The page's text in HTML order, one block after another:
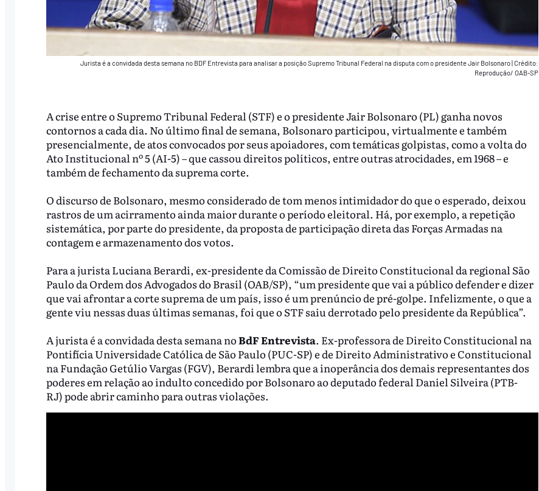
Jurista é a convidada desta semana no BDF Entrevista para analisar a posição Supremo Tribunal Federal na disputa com o presidente Jair Bolsonaro|Crédito:
Reprodução/ OAB-SP
A crise entre o Supremo Tribunal Federal (STF) e o presidente Jair Bolsonaro (PL) ganha novos
contornos a cada dia. No último final de semana, Bolsonaro participou, virtualmente e também
presencialmente, de atos convocados por seus apoiadores, com temáticas golpistas, como a volta do
Ato Institucional nº 5 (AI-5) – que cassou direitos políticos, entre outras atrocidades, em 1968 – e
também de fechamento da suprema corte.
O discurso de Bolsonaro, mesmo considerado de tom menos intimidador do que o esperado, deixou
rastros de um acirramento ainda maior durante o período eleitoral. Há, por exemplo, a repetição
sistemática, por parte do presidente, da proposta de participação direta das Forças Armadas na
contagem e armazenamento dos votos.
Para a jurista Luciana Berardi, ex-presidente da Comissão de Direito Constitucional da regional São
Paulo da Ordem dos Advogados do Brasil (OAB/SP), “um presidente que vai a público defender e dizer
que vai afrontar a corte suprema de um país, isso é um prenúncio de pré-golpe. Infelizmente, o que a
gente viu nessas duas últimas semanas, foi que o STF saiu derrotado pelo presidente da República”.
A jurista é a convidada desta semana noBdF Entrevista. Ex-professora de Direito Constitucional na
Pontifícia Universidade Católica de São Paulo (PUC-SP) e de Direito Administrativo e Constitucional
na Fundação Getúlio Vargas (FGV), Berardi lembra que a inoperância dos demais representantes dos
poderes em relação ao indulto concedido por Bolsonaro ao deputado federal Daniel Silveira (PTB-
RJ) pode abrir caminho para outras violações.